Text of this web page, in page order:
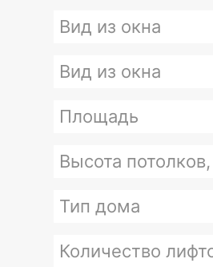
Вид из окна
Вид из окна
Площадь
Высота
Тип дома
Количество